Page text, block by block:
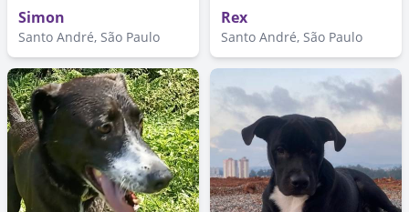
Simon
Santo André, São Paulo
Rex
Santo André, São Paulo